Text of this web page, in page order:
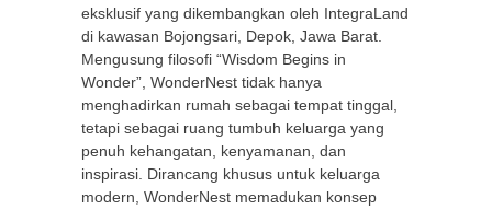
eksklusif yang dikembangkan oleh IntegraLand
di kawasan Bojongsari, Depok, Jawa Barat.
Mengusung filosofi “Wisdom Begins in
Wonder”, WonderNest tidak hanya
menghadirkan rumah sebagai tempat tinggal,
tetapi sebagai ruang tumbuh keluarga yang
penuh kehangatan, kenyamanan, dan
inspirasi. Dirancang khusus untuk keluarga
modern, WonderNest memadukan konsep